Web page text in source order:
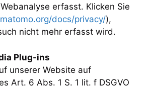
erfasst. Klicken Sie
docs/privacy/),
nicht mehr erfasst wird.
Plug-ins
unserer Website auf
Art. 6 Abs. 1 S. 1 lit. f DSGVO